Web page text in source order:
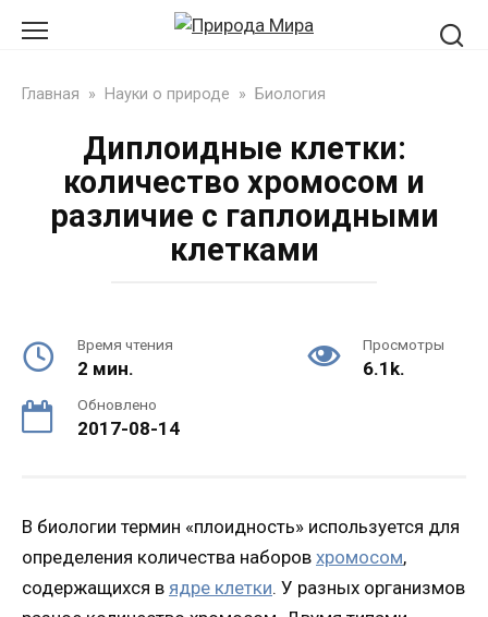
Главная » Науки о природе » Биология
Диплоидные клетки:
количество хромосом и
различие с гаплоидными
клетками
Время чтения
2 мин.
Просмотры
6.1k.
Обновлено
2017-08-14
В биологии термин «плоидность» используется для
определения количества наборов хромосом,
содержащихся в ядре клетки. У разных организмов